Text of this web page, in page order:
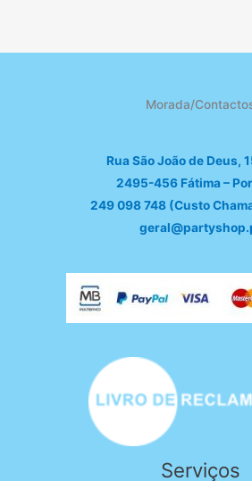
Morada/
Rua São João de Deus,
2495-456 Fátima –
249 098 748 (Custo
Serviços